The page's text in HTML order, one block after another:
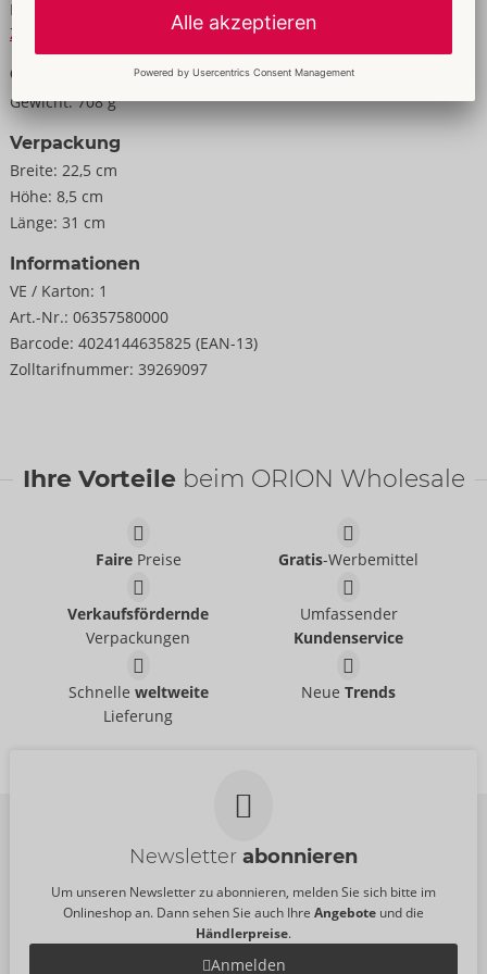
Material:
Zur Materialkunde
Größe
Gewicht: 708 g
Verpackung
Breite: 22,5 cm
Höhe: 8,5 cm
Länge: 31 cm
Informationen
VE / Karton: 1
Art.-Nr.: 06357580000
Barcode: 4024144635825 (EAN-13)
Zolltarifnummer: 39269097
Ihre Vorteile beim ORION Wholesale
FairePreise Gratis-Werbemittel
Verkaufsfördernde
Verpackungen
Umfassender
Kundenservice
Schnelle weltweite
Lieferung
NeueTrends
Newsletter abonnieren
Um unseren Newsletter zu abonnieren, melden Sie sich bitte im
Onlineshop an. Dann sehen Sie auch Ihre Angebote und die
Händlerpreise.
Anmelden